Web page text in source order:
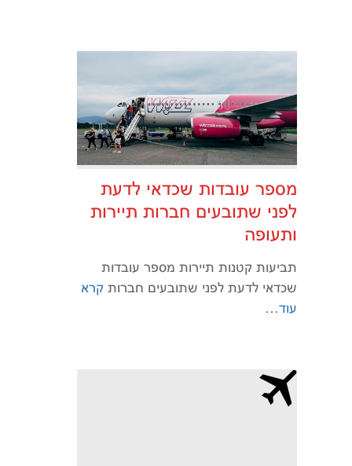
מספר עובדות שכדאי לדעת
לפני שתובעים חברות תיירות
ותעופה
תביעות קטנות תיירות מספר עובדות
שכדאי לדעת לפני שתובעים חברות קרא
עוד…